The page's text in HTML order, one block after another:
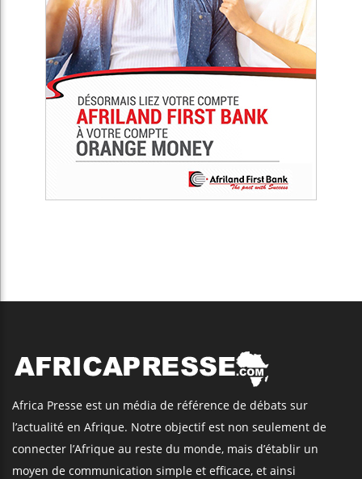
Africa Presse est un média de référence de débats sur
l’actualité en Afrique. Notre objectif est non seulement de
connecter l’Afrique au reste du monde, mais d’établir un
moyen de communication simple et efficace, et ainsi